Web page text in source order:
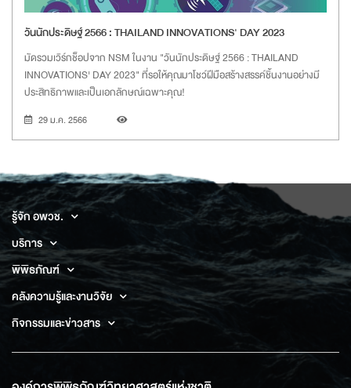
วันนักประดิษฐ์ 2566 : THAILAND INNOVATIONS' DAY 2023
มัดรวมเวิร์กช็อปจาก NSM ในงาน "วันนักประดิษฐ์ 2566 : THAILAND
INNOVATIONS' DAY 2023" ที่รอให้คุณมาโชว์ฝีมือสร้างสรรค์ชิ้นงานอย่างมี
ประสิทธิภาพและเป็นเอกลักษณ์เฉพาะคุณ!
29 ม.ค. 2566
รู้จัก อพวช.
บริการ
พิพิธภัณฑ์
คลังความรู้และงานวิจัย
กิจกรรมและข่าวสาร